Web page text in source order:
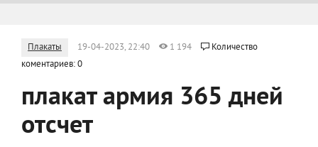
Плакаты 19-04-2023, 22:40 1 194
Количество
коментариев: 0
плакат армия 365 дней
отсчет